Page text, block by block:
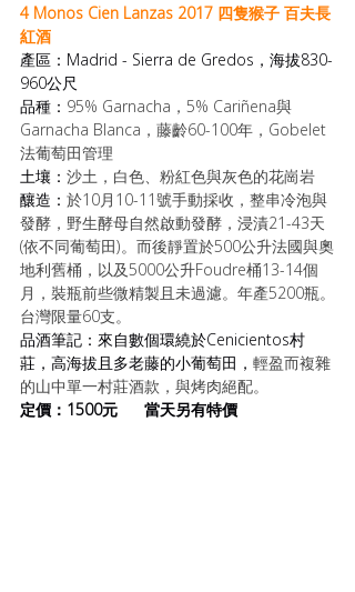
4 Monos Cien Lanzas 2017 四隻猴子 百夫長
紅酒
產區：Madrid - Sierra de Gredos，海拔830-
960公尺
品種： 95% Garnacha，5% Cariñena與
Garnacha Blanca，藤齡60-100年，Gobelet
法葡萄田管理
土壤： 沙土，白色、粉紅色與灰色的花崗岩
釀造： 於10月10-11號手動採收，整串冷泡與
發酵，野生酵母自然啟動發酵，浸漬21-43天
(依不同葡萄田)。而後靜置於500公升法國與奧
地利舊桶，以及5000公升Foudre桶13-14個
月，裝瓶前些微精製且未過濾。年產5200瓶。
台灣限量60支。
品酒筆記：來自數個環繞於Cenicientos村
莊，高海拔且多老藤的小葡萄田， 輕盈而複雜
的山中單一村莊酒款，與烤肉絕配。
定價：1500元      當天另有特價